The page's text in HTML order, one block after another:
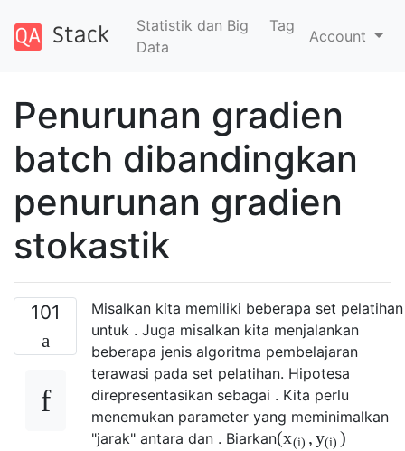
Statistik dan Big
Data
Tag
Account
Penurunan gradien
batch dibandingkan
penurunan gradien
stokastik
101
Misalkan kita memiliki beberapa set pelatihan
untuk . Juga misalkan kita menjalankan
beberapa jenis algoritma pembelajaran
terawasi pada set pelatihan. Hipotesa
direpresentasikan sebagai . Kita perlu
menemukan parameter yang meminimalkan
"jarak" antara dan . Biarkan(x(i) ,y(i) )